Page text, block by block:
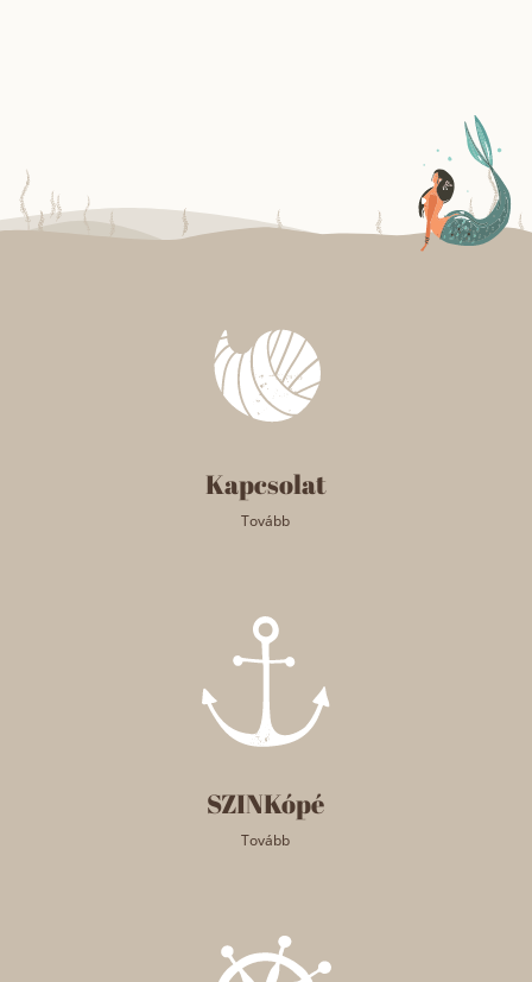
Kapcsolat
Tovább
SZINKópé
Tovább